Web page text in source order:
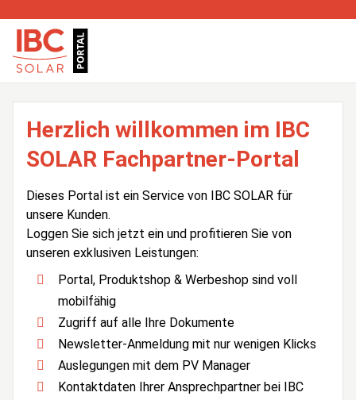
Herzlich willkommen im IBC
SOLAR Fachpartner-Portal
Dieses Portal ist ein Service von IBC SOLAR für
unsere Kunden.
Loggen Sie sich jetzt ein und profitieren Sie von
unseren exklusiven Leistungen:
Portal, Produktshop & Werbeshop sind voll
mobilfähig
Zugriff auf alle Ihre Dokumente
Newsletter-Anmeldung mit nur wenigen Klicks
Auslegungen mit dem PV Manager
Kontaktdaten Ihrer Ansprechpartner bei IBC